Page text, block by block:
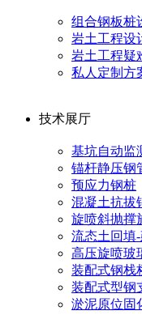
组合钢板桩
岩土工程设
岩土工程疑
私人定制方
技术展厅
基坑自动监
锚杆静压钢
预应力钢桩
混凝土抗拔
旋喷斜抛撑
流态土回填
高压旋喷玻
装配式钢栈
装配式型钢
淤泥原位固